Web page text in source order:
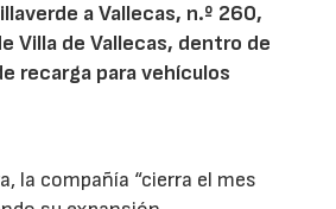
a Vallecas, n.º 260,
Villa de Vallecas, dentro de
recarga para vehículos
la compañía “cierra el mes